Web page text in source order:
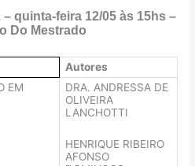
quinta-feira 12/05 às 15hs –
Do Mestrado
Autores
EM
DRA. ANDRESSA DE
OLIVEIRA
LANCHOTTI
HENRIQUE RIBEIRO
AFONSO